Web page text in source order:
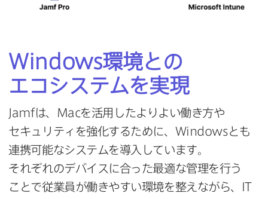
Windows環境との​
エコシステムを​実現
Jamfは、 Macを​活用したより​よい​働き方や​
セキュリティを​強化する​ために、 Windowsとも​
連携可能な​システムを​導入しています。​
それぞれの​デバイスに​合った​最適な​管理を​行う​
ことで​従業員が​働きやすい​環境を​整えながら、
IT